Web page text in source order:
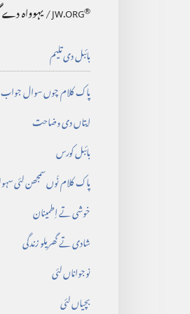
JW.ORG® / یہوواہ دے
بائبل دی تلیم
پاک کلام چوں سوال جواب
ایتاں دی وضاحت
بائبل کورس
پاک کلام نُوں سمجھن لئی
خوشی تے اِطمینان
شادی تے گھریلو زندگی
نوجواناں لئی
بچیاں لئی